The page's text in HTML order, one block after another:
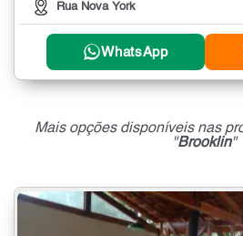
Rua Nova York
WhatsApp
Mais opções disponíveis nas
"Brooklin"